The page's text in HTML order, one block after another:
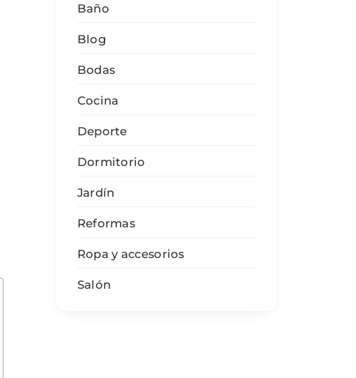
Baño
Blog
Bodas
Cocina
Deporte
Dormitorio
Jardín
Reformas
Ropa y accesorios
Salón